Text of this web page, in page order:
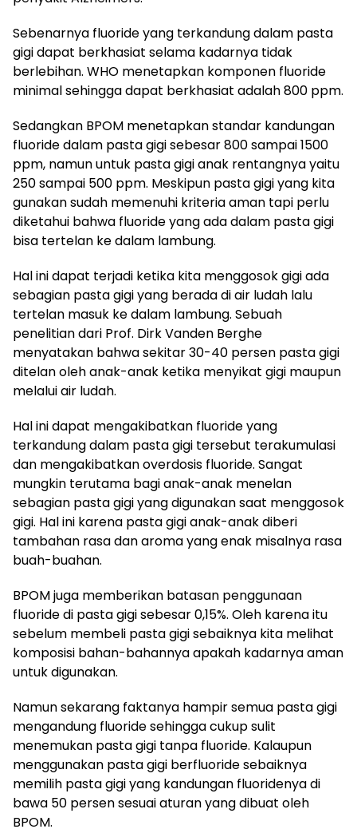
Sebenarnya fluoride yang terkandung dalam pasta
gigi dapat berkhasiat selama kadarnya tidak
berlebihan. WHO menetapkan komponen fluoride
minimal sehingga dapat berkhasiat adalah 800 ppm.
Sedangkan BPOM menetapkan standar kandungan
fluoride dalam pasta gigi sebesar 800 sampai 1500
ppm, namun untuk pasta gigi anak rentangnya yaitu
250 sampai 500 ppm. Meskipun pasta gigi yang kita
gunakan sudah memenuhi kriteria aman tapi perlu
diketahui bahwa fluoride yang ada dalam pasta gigi
bisa tertelan ke dalam lambung.
Hal ini dapat terjadi ketika kita menggosok gigi ada
sebagian pasta gigi yang berada di air ludah lalu
tertelan masuk ke dalam lambung. Sebuah
penelitian dari Prof. Dirk Vanden Berghe
menyatakan bahwa sekitar 30-40 persen pasta gigi
ditelan oleh anak-anak ketika menyikat gigi maupun
melalui air ludah.
Hal ini dapat mengakibatkan fluoride yang
terkandung dalam pasta gigi tersebut terakumulasi
dan mengakibatkan overdosis fluoride. Sangat
mungkin terutama bagi anak-anak menelan
sebagian pasta gigi yang digunakan saat menggosok
gigi. Hal ini karena pasta gigi anak-anak diberi
tambahan rasa dan aroma yang enak misalnya rasa
buah-buahan.
BPOM juga memberikan batasan penggunaan
fluoride di pasta gigi sebesar 0,15%. Oleh karena itu
sebelum membeli pasta gigi sebaiknya kita melihat
komposisi bahan-bahannya apakah kadarnya aman
untuk digunakan.
Namun sekarang faktanya hampir semua pasta gigi
mengandung fluoride sehingga cukup sulit
menemukan pasta gigi tanpa fluoride. Kalaupun
menggunakan pasta gigi berfluoride sebaiknya
memilih pasta gigi yang kandungan fluoridenya di
bawa 50 persen sesuai aturan yang dibuat oleh
BPOM.